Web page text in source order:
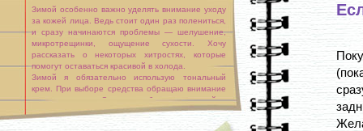
Зимой особенно важно уделять внимание уходу
за кожей лица. Ведь стоит один раз полениться,
и сразу начинаются проблемы — шелушение,
микротрещинки, ощущение сухости. Хочу
рассказать о некоторых хитростях, которые
помогут оставаться красивой в холода.
Зимой я обязательно использую тональный
крем. При выборе средства обращаю внимание
на состав крема. Он должен быть на жировой, а
не на [...]